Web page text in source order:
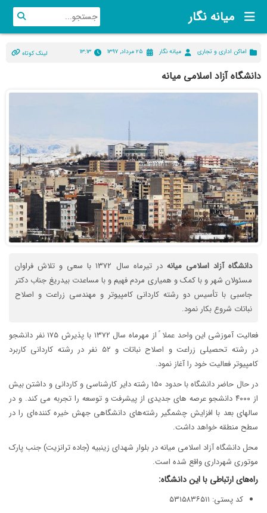
میانه نگار
اماکن اداری و تجاری میانه نگار ۲۵ مرداد, ۱۳۹۷ ۱۳:۱۳ لینک کوتاه
دانشگاه آزاد اسلامی میانه
دانشگاه آزاد اسلامی میانه
در تیرماه سال ۱۳۷۲ با سعی و تلاش فراوان
مسئولان شهر و با کمک و همیاری مردم فهیم و با مساعدت بیدریغ جناب دکتر
جاسبی با تأسیس دو رشته کاردانی کامپیوتر و مهندسی زراعت و اصلاح
نباتات شروع بکار نمود.
فعالیت آموزشی این واحد عملا ً از مهرماه سال ۱۳۷۲ با پذیرش ۱۷۵ نفر دانشجو
در رشته تحصیلی زراعت و اصلاح نباتات و ۵۲ نفر در رشته کاردانی کاربرد
کامپیوتر فعالیت خود را آغاز نمود.
در حال حاضر دانشگاه با حدود ۱۵۰ رشته دایر کارشناسی و کاردانی و داشتن بیش
از ۴۰۰۰ دانشجو عرصه های جدیدی از پیشرفت و توسعه را تجربه می کند. و در
سالهای بعد با افزایش چشمگیر رشته‌های دانشگاهی جهش خیره کننده‌ای را در
سطح منطقه خواهد داشت.
محل دانشگاه آزاد اسلامی میانه در بلوار شهدای زینبیه (جاده ترانزیت) جنب پارک
موتوری شهرداری واقع شده است.
راه‌های ارتباطی با این دانشگاه:
کد پستی: ۵۳۱۵۸۳۶۵۱۱